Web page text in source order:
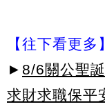
【往下看更多】
► 8/6關公聖
求財求職保平